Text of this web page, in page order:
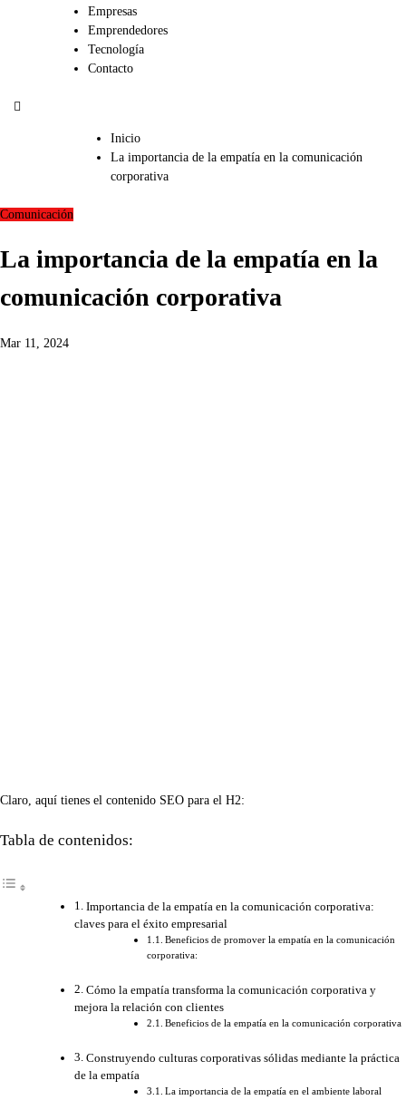
Empresas
Emprendedores
Tecnología
Contacto
Inicio
La importancia de la empatía en la comunicación
corporativa
Comunicación
La importancia de la empatía en la
comunicación corporativa
Mar 11, 2024
Claro, aquí tienes el contenido SEO para el H2:
Tabla de contenidos:
Importancia de la empatía en la comunicación corporativa:
claves para el éxito empresarial
Beneficios de promover la empatía en la comunicación
corporativa:
Cómo la empatía transforma la comunicación corporativa y
mejora la relación con clientes
Beneficios de la empatía en la comunicación corporativa
Construyendo culturas corporativas sólidas mediante la práctica
de la empatía
La importancia de la empatía en el ambiente laboral